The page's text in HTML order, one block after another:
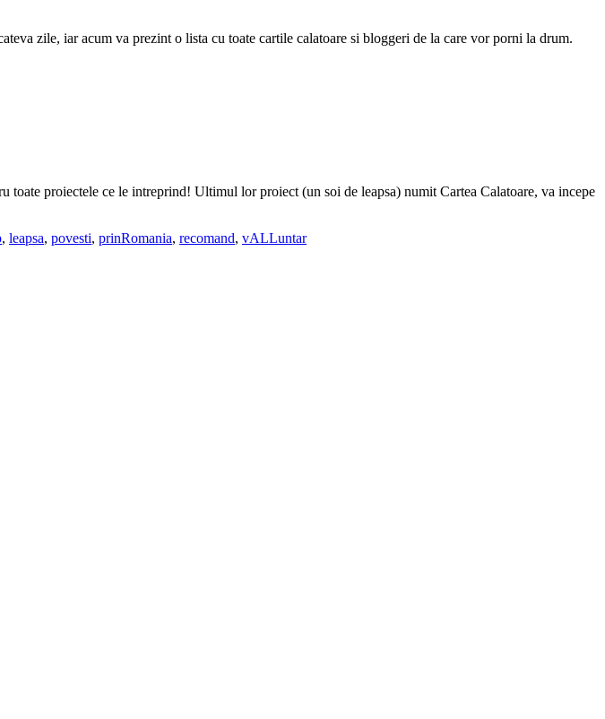
zile, iar acum va prezint o lista cu toate cartile calatoare si bloggeri de la care vor porni la drum.
proiectele ce le intreprind! Ultimul lor proiect (un soi de leapsa) numit Cartea Calatoare, va incepe
, leapsa, povesti, prinRomania, recomand, vALLuntar